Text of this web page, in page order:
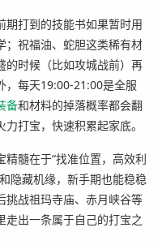
期打到的技能书如果暂时用
；祝福油、蛇胆这类稀有材
的时候（比如攻城战前）再
，每天19:00-21:00是全服
备和材料的掉落概率都会翻
打宝，快速积累起家底。
髓在于“找准位置，高效利
隐藏机缘，新手期也能稳稳
挑战祖玛寺庙、赤月峡谷等
走出一条属于自己的打宝之